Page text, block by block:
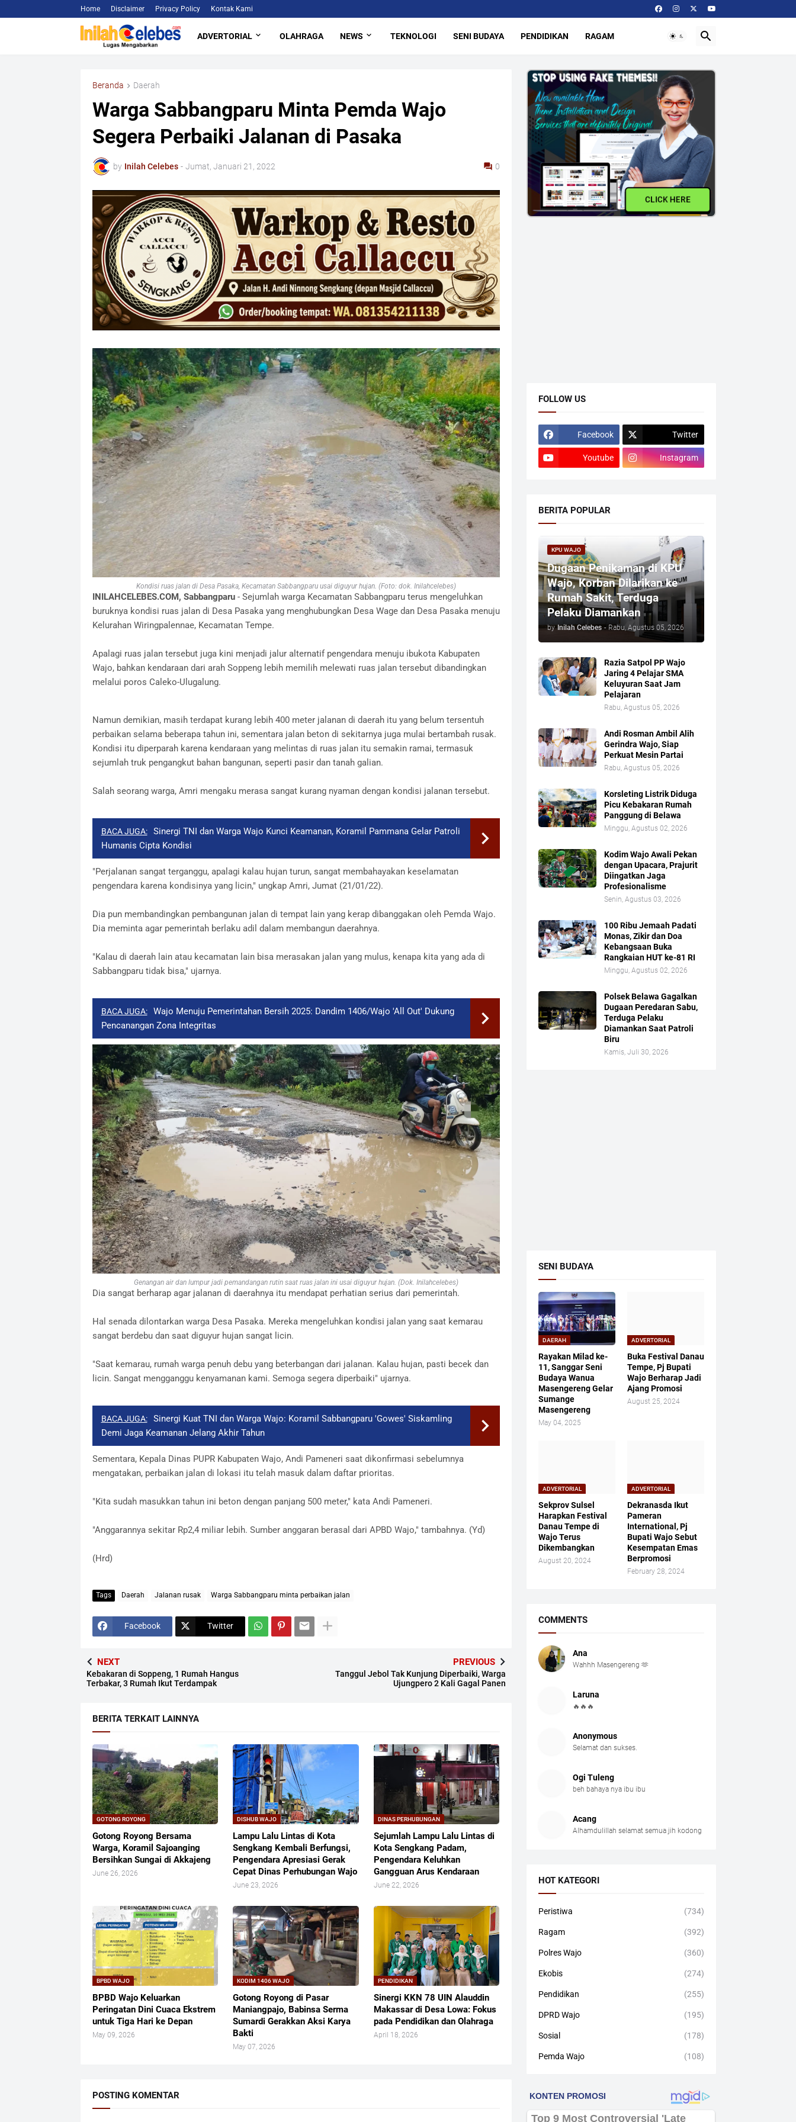
Home Disclaimer Privacy Policy Kontak Kami
ADVERTORIAL OLAHRAGA NEWS TEKNOLOGI SENI BUDAYA PENDIDIKAN RAGAM
Beranda Daerah
Warga Sabbangparu Minta Pemda Wajo
Segera Perbaiki Jalanan di Pasaka
by Inilah Celebes - Jumat, Januari 21, 2022 0
Kondisi ruas jalan di Desa Pasaka, Kecamatan Sabbangparu usai diguyur hujan. (Foto: dok. Inilahcelebes)
INILAHCELEBES.COM, Sabbangparu- Sejumlah warga Kecamatan Sabbangparu terus mengeluhkan
buruknya kondisi ruas jalan di Desa Pasaka yang menghubungkan Desa Wage dan Desa Pasaka menuju
Kelurahan Wiringpalennae, Kecamatan Tempe.
Apalagi ruas jalan tersebut juga kini menjadi jalur alternatif pengendara menuju ibukota Kabupaten
Wajo, bahkan kendaraan dari arah Soppeng lebih memilih melewati ruas jalan tersebut dibandingkan
melalui poros Caleko-Ulugalung.
Namun demikian, masih terdapat kurang lebih 400 meter jalanan di daerah itu yang belum tersentuh
perbaikan selama beberapa tahun ini, sementara jalan beton di sekitarnya juga mulai bertambah rusak.
Kondisi itu diperparah karena kendaraan yang melintas di ruas jalan itu semakin ramai, termasuk
sejumlah truk pengangkut bahan bangunan, seperti pasir dan tanah galian.
Salah seorang warga, Amri mengaku merasa sangat kurang nyaman dengan kondisi jalanan tersebut.
BACA JUGA:
Sinergi TNI dan Warga Wajo Kunci Keamanan, Koramil Pammana Gelar Patroli
Humanis Cipta Kondisi
"Perjalanan sangat terganggu, apalagi kalau hujan turun, sangat membahayakan keselamatan
pengendara karena kondisinya yang licin," ungkap Amri, Jumat (21/01/22).
Dia pun membandingkan pembangunan jalan di tempat lain yang kerap dibanggakan oleh Pemda Wajo.
Dia meminta agar pemerintah berlaku adil dalam membangun daerahnya.
"Kalau di daerah lain atau kecamatan lain bisa merasakan jalan yang mulus, kenapa kita yang ada di
Sabbangparu tidak bisa," ujarnya.
BACA JUGA:
Wajo Menuju Pemerintahan Bersih 2025: Dandim 1406/Wajo 'All Out' Dukung
Pencanangan Zona Integritas
Genangan air dan lumpur jadi pemandangan rutin saat ruas jalan ini usai diguyur hujan. (Dok. Inilahcelebes)
Dia sangat berharap agar jalanan di daerahnya itu mendapat perhatian serius dari pemerintah.
Hal senada dilontarkan warga Desa Pasaka. Mereka mengeluhkan kondisi jalan yang saat kemarau
sangat berdebu dan saat diguyur hujan sangat licin.
"Saat kemarau, rumah warga penuh debu yang beterbangan dari jalanan. Kalau hujan, pasti becek dan
licin. Sangat mengganggu kenyamanan kami. Semoga segera diperbaiki" ujarnya.
BACA JUGA:
Sinergi Kuat TNI dan Warga Wajo: Koramil Sabbangparu 'Gowes' Siskamling
Demi Jaga Keamanan Jelang Akhir Tahun
Sementara, Kepala Dinas PUPR Kabupaten Wajo, Andi Pameneri saat dikonfirmasi sebelumnya
mengatakan, perbaikan jalan di lokasi itu telah masuk dalam daftar prioritas.
"Kita sudah masukkan tahun ini beton dengan panjang 500 meter," kata Andi Pameneri.
"Anggarannya sekitar Rp2,4 miliar lebih. Sumber anggaran berasal dari APBD Wajo," tambahnya. (Yd)
(Hrd)
Tags Daerah Jalanan rusak Warga Sabbangparu minta perbaikan jalan
Facebook Twitter
NEXT
Kebakaran di Soppeng, 1 Rumah Hangus
Terbakar, 3 Rumah Ikut Terdampak
PREVIOUS
Tanggul Jebol Tak Kunjung Diperbaiki, Warga
Ujungpero 2 Kali Gagal Panen
BERITA TERKAIT LAINNYA
GOTONG ROYONG
Gotong Royong Bersama
Warga, Koramil Sajoanging
Bersihkan Sungai di Akkajeng
June 26, 2026
DISHUB WAJO
Lampu Lalu Lintas di Kota
Sengkang Kembali Berfungsi,
Pengendara Apresiasi Gerak
Cepat Dinas Perhubungan Wajo
June 23, 2026
DINAS PERHUBUNGAN
Sejumlah Lampu Lalu Lintas di
Kota Sengkang Padam,
Pengendara Keluhkan
Gangguan Arus Kendaraan
June 22, 2026
BPBD WAJO
BPBD Wajo Keluarkan
Peringatan Dini Cuaca Ekstrem
untuk Tiga Hari ke Depan
May 09, 2026
KODIM 1406 WAJO
Gotong Royong di Pasar
Maniangpajo, Babinsa Serma
Sumardi Gerakkan Aksi Karya
Bakti
May 07, 2026
PENDIDIKAN
Sinergi KKN 78 UIN Alauddin
Makassar di Desa Lowa: Fokus
pada Pendidikan dan Olahraga
April 18, 2026
POSTING KOMENTAR
CLICK HERE
FOLLOW US
Facebook Twitter
Youtube Instagram
BERITA POPULAR
KPU WAJO
Dugaan Penikaman di KPU
Wajo, Korban Dilarikan ke
Rumah Sakit, Terduga
Pelaku Diamankan
by Inilah Celebes - Rabu, Agustus 05, 2026
Razia Satpol PP Wajo
Jaring 4 Pelajar SMA
Keluyuran Saat Jam
Pelajaran
Rabu, Agustus 05, 2026
Andi Rosman Ambil Alih
Gerindra Wajo, Siap
Perkuat Mesin Partai
Rabu, Agustus 05, 2026
Korsleting Listrik Diduga
Picu Kebakaran Rumah
Panggung di Belawa
Minggu, Agustus 02, 2026
Kodim Wajo Awali Pekan
dengan Upacara, Prajurit
Diingatkan Jaga
Profesionalisme
Senin, Agustus 03, 2026
100 Ribu Jemaah Padati
Monas, Zikir dan Doa
Kebangsaan Buka
Rangkaian HUT ke-81 RI
Minggu, Agustus 02, 2026
Polsek Belawa Gagalkan
Dugaan Peredaran Sabu,
Terduga Pelaku
Diamankan Saat Patroli
Biru
Kamis, Juli 30, 2026
SENI BUDAYA
DAERAH
Rayakan Milad ke-
11, Sanggar Seni
Budaya Wanua
Masengereng Gelar
Sumange
Masengereng
May 04, 2025
ADVERTORIAL
Buka Festival Danau
Tempe, Pj Bupati
Wajo Berharap Jadi
Ajang Promosi
August 25, 2024
ADVERTORIAL
Sekprov Sulsel
Harapkan Festival
Danau Tempe di
Wajo Terus
Dikembangkan
August 20, 2024
ADVERTORIAL
Dekranasda Ikut
Pameran
International, Pj
Bupati Wajo Sebut
Kesempatan Emas
Berpromosi
February 28, 2024
COMMENTS
Ana
Wahhh Masengereng 🫶
Laruna
🔥🔥🔥
Anonymous
Selamat dan sukses.
Ogi Tuleng
beh bahaya nya ibu ibu
Acang
Alhamdulillah selamat semua jih kodong
HOT KATEGORI
Peristiwa (734)
Ragam (392)
Polres Wajo (360)
Ekobis (274)
Pendidikan (255)
DPRD Wajo (195)
Sosial (178)
Pemda Wajo (108)